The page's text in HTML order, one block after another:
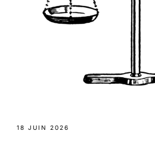
18 JUIN 2026